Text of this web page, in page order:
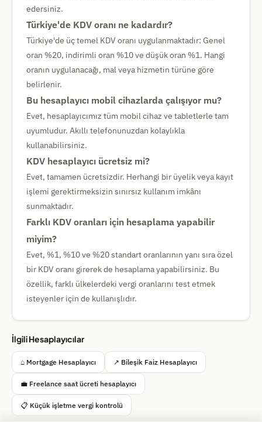
edersiniz.
Türkiye'de KDV oranı ne kadardır?
Türkiye'de üç temel KDV oranı uygulanmaktadır: Genel
oran %20, indirimli oran %10 ve düşük oran %1. Hangi
oranın uygulanacağı, mal veya hizmetin türüne göre
belirlenir.
Bu hesaplayıcı mobil cihazlarda çalışıyor mu?
Evet, hesaplayıcımız tüm mobil cihaz ve tabletlerle tam
uyumludur. Akıllı telefonunuzdan kolaylıkla
kullanabilirsiniz.
KDV hesaplayıcı ücretsiz mi?
Evet, tamamen ücretsizdir. Herhangi bir üyelik veya kayıt
işlemi gerektirmeksizin sınırsız kullanım imkânı
sunmaktadır.
Farklı KDV oranları için hesaplama yapabilir
miyim?
Evet, %1, %10 ve %20 standart oranlarının yanı sıra özel
bir KDV oranı girerek de hesaplama yapabilirsiniz. Bu
özellik, farklı ülkelerdeki vergi oranlarını test etmek
isteyenler için de kullanışlıdır.
İlgili Hesaplayıcılar
⌂ Mortgage Hesaplayıcı ↗ Bileşik Faiz Hesaplayıcı
💼 Freelance saat ücreti hesaplayıcı
📋 Küçük işletme vergi kontrolü